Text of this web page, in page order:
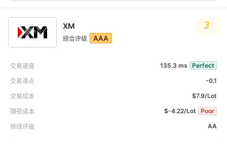
XM
综合评级 AAA
交易速度 135.3 ms Perfect
交易滑点 -0.1
交易成本 $7.9/Lot
隔夜成本 $-4.22/Lot Poor
掉线评级 AA
3